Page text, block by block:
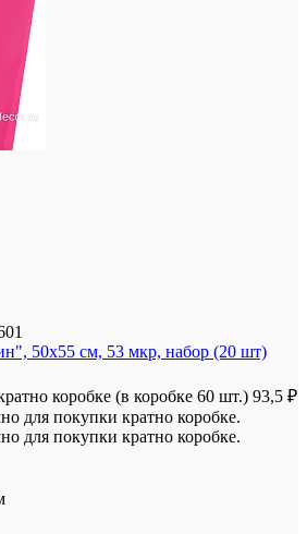
50x55 см, 53 мкр, набор (20 шт)
коробке (в коробке 60 шт.) 93,5 ₽
для покупки кратно коробке.
для покупки кратно коробке.